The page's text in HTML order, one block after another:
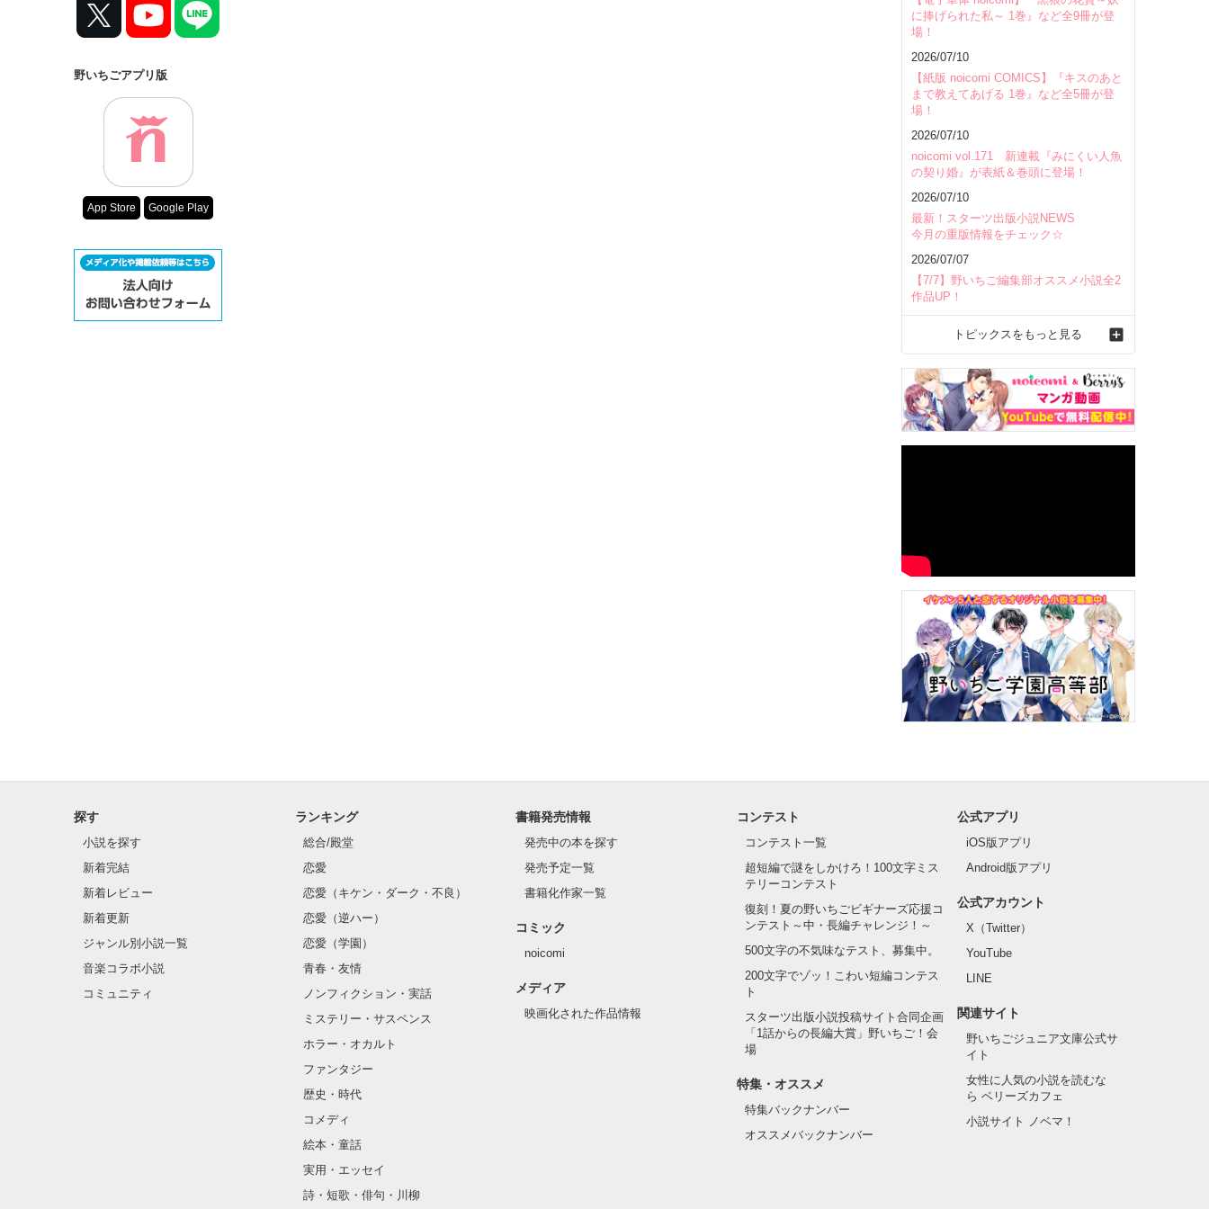
野いちごアプリ版
App Store Google Play
に捧げられた私～ 1巻』など全9冊が登
場！
2026/07/10
【紙版 noicomi COMICS】『キスのあと
まで教えてあげる 1巻』など全5冊が登
場！
2026/07/10
noicomi vol.171 新連載『みにくい人魚
の契り婚』が表紙＆巻頭に登場！
2026/07/10
最新！スターツ出版小説NEWS
今月の重版情報をチェック☆
2026/07/07
【7/7】野いちご編集部オススメ小説全2
作品UP！
トピックスをもっと見る
探す
小説を探す
新着完結
新着レビュー
新着更新
ジャンル別小説一覧
音楽コラボ小説
コミュニティ
ランキング
総合/殿堂
恋愛
恋愛（キケン・ダーク・不良）
恋愛（逆ハー）
恋愛（学園）
青春・友情
ノンフィクション・実話
ミステリー・サスペンス
ホラー・オカルト
ファンタジー
歴史・時代
コメディ
絵本・童話
実用・エッセイ
詩・短歌・俳句・川柳
書籍発売情報
発売中の本を探す
発売予定一覧
書籍化作家一覧
コミック
noicomi
メディア
映画化された作品情報
コンテスト
コンテスト一覧
超短編で謎をしかけろ！100文字ミス
テリーコンテスト
復刻！夏の野いちごビギナーズ応援コ
ンテスト～中・長編チャレンジ！～
500文字の不気味なテスト、募集中。
200文字でゾッ！こわい短編コンテス
ト
スターツ出版小説投稿サイト合同企画
「1話からの長編大賞」野いちご！会
場
特集・オススメ
特集バックナンバー
オススメバックナンバー
公式アプリ
iOS版アプリ
Android版アプリ
公式アカウント
X（Twitter）
YouTube
LINE
関連サイト
野いちごジュニア文庫公式サ
イト
女性に人気の小説を読むな
ら ベリーズカフェ
小説サイト ノベマ！